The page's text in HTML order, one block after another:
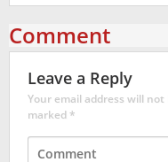
Comment
Leave a Reply
Your email address will not
marked*